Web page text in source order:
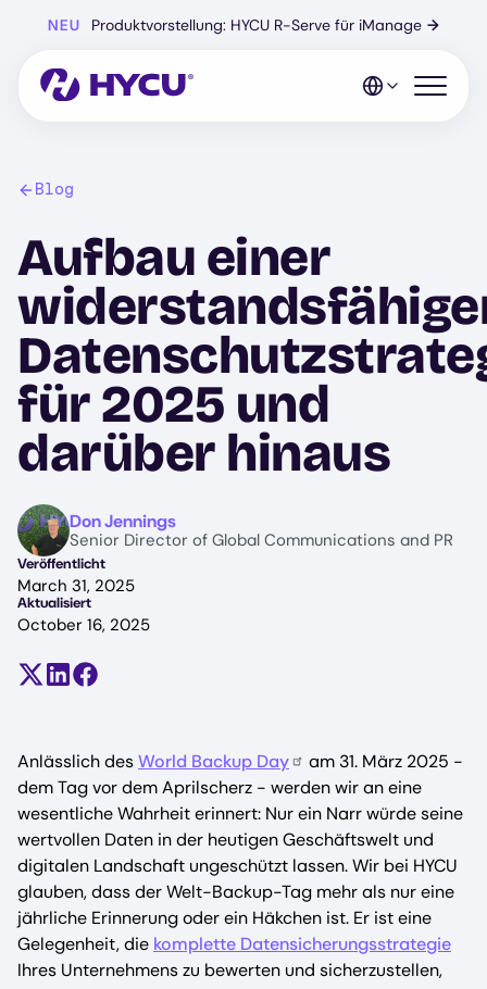
Hauptinhalt
NEU Produktvorstellung: HYCU R-Serve für iManage →
Mobiles
Blog
Aufbau einer
für 2025 und
darüber hinaus
ImageDon Jennings
Senior Director of Global Communications and PR
Veröffentlicht
March 31, 2025
Aktualisiert
October 16, 2025
Teilen auf X (früher Twitter)
Auf LinkedIn teilen
Auf Facebook teilen
Anlässlich desWorld Backup Day
am 31. März 2025 -
dem Tag vor dem Aprilscherz - werden wir an eine
wesentliche Wahrheit erinnert: Nur ein Narr würde seine
wertvollen Daten in der heutigen Geschäftswelt und
digitalen Landschaft ungeschützt lassen. Wir bei HYCU
glauben, dass der Welt-Backup-Tag mehr als nur eine
jährliche Erinnerung oder ein Häkchen ist. Er ist eine
Gelegenheit, die komplette Datensicherungsstrategie
Ihres Unternehmens zu bewerten und sicherzustellen,